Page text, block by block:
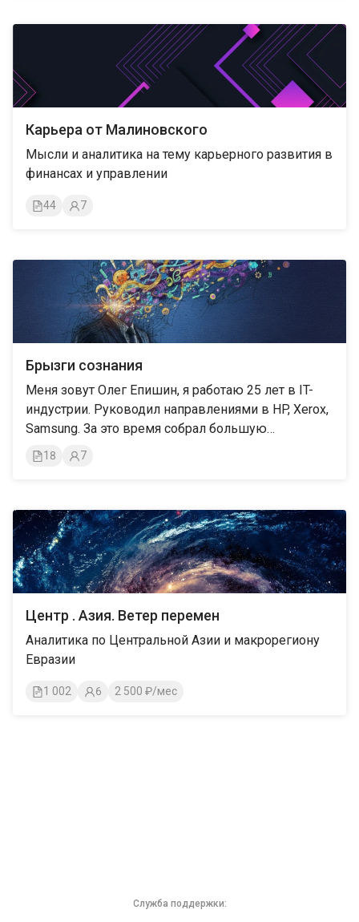
Карьера от Малиновского
Мысли и аналитика на тему карьерного развития в
финансах и управлении
44 7
Брызги сознания
Меня зовут Олег Епишин, я работаю 25 лет в IT-
индустрии. Руководил направлениями в HP, Xerox,
Samsung. За это время собрал большую
коллекцию наблюдений и историй, которую
жизнь активно наполняет. И которой хочется
18 7
Центр . Азия. Ветер перемен
Аналитика по Центральной Азии и макрорегиону
Евразии
1 002 6 2 500 ₽/мес
Служба поддержки: